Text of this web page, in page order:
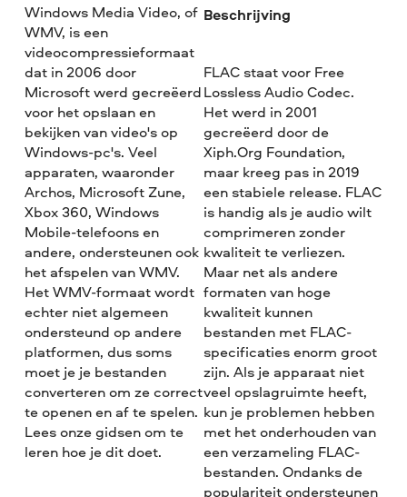
Windows Media Video, of
WMV, is een
videocompressieformaat
dat in 2006 door
Microsoft werd gecreëerd
voor het opslaan en
bekijken van video's op
Windows-pc's. Veel
apparaten, waaronder
Archos, Microsoft Zune,
Xbox 360, Windows
Mobile-telefoons en
andere, ondersteunen ook
het afspelen van WMV.
Het WMV-formaat wordt
echter niet algemeen
ondersteund op andere
platformen, dus soms
moet je je bestanden
converteren om ze correct
te openen en af te spelen.
Lees onze gidsen om te
leren hoe je dit doet.
Beschrijving
FLAC staat voor Free
Lossless Audio Codec.
Het werd in 2001
gecreëerd door de
Xiph.Org Foundation,
maar kreeg pas in 2019
een stabiele release. FLAC
is handig als je audio wilt
comprimeren zonder
kwaliteit te verliezen.
Maar net als andere
formaten van hoge
kwaliteit kunnen
bestanden met FLAC-
specificaties enorm groot
zijn. Als je apparaat niet
veel opslagruimte heeft,
kun je problemen hebben
met het onderhouden van
een verzameling FLAC-
bestanden. Ondanks de
populariteit ondersteunen